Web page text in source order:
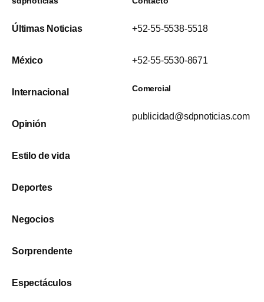
Últimas Noticias
México
Internacional
Opinión
Estilo de vida
Deportes
Negocios
Sorprendente
Espectáculos
+52-55-5538-5518
+52-55-5530-8671
Comercial
publicidad@sdpnoticias.com